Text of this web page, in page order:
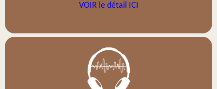
VOIR le détail ICI